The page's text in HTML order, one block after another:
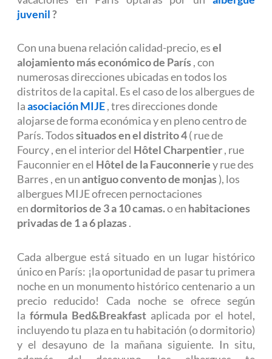
juvenil?
Con una buena relación calidad-precio, esel
alojamiento más económico de París, con
numerosas direcciones ubicadas en todos los
distritos de la capital. Es el caso de los albergues de
laasociación MIJE, tres direcciones donde
alojarse de forma económica y en pleno centro de
París. Todossituados en el distrito 4(rue de
Fourcy, en el interior del Hôtel Charpentier, rue
Fauconnieren el Hôtel de la Fauconnerieyrue des
Barres , en unantiguo convento de monjas), los
albergues MIJE ofrecen pernoctaciones
endormitorios de 3 a 10 camas.o en habitaciones
privadas de 1 a 6 plazas.
Cada albergue está situado en un lugar histórico
único en París: ¡la oportunidad de pasar tu primera
noche en un monumento histórico centenario a un
precio reducido! Cada noche se ofrece según
la fórmula Bed&Breakfastaplicada por el hotel,
incluyendo tu plaza en tu habitación (o dormitorio)
y el desayuno de la mañana siguiente. In situ,